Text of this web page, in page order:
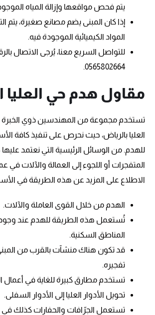
يتم فحص مواقعها وإزالة المياه
إذا كان المبنى يضم مصانع صغيرة، يتم
المواد الكيميائية الموجودة فيه.
للتواصل السريع معنا، يُرجى الاتصال
0565802664.
مقاول هدم حي العليا
تستخدم مجموعة من المهندسين ذوي الخبرة
العليا بالرياض، حيث نحرص على تنفيذ كافة
للهدم. من الوسائل الرئيسية التي نعتمد
المتفجرات أو اللجوء إلى العمالة والآلات في
الاطلاع على المزيد عن هذه الطريقة في
الهدم من خلال القوى العاملة والآلات.
تُستعمل هذه الطريقة للهدم عند وجود
المناطق السكنية.
قد تكون هناك منشآت بالقرب من المبنى
تفجيره.
تستخدم مطارق كبيرة للغاية في أعمال
تحويل الأدوار العليا إلى الأدوار السفلى.
تستعمل الجرّافات والحفارات كذلك في